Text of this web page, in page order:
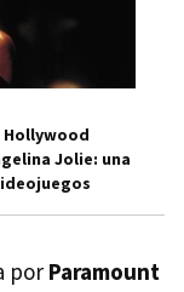
Hollywood
Jolie: una
por Paramount